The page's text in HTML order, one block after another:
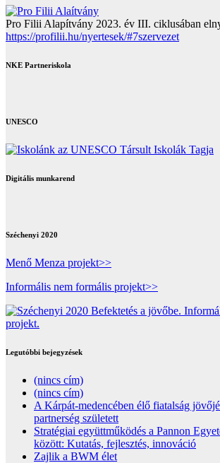
Pro Filii Alapítvány 2023. év III. ciklusában
https://profilii.hu/nyertesek/#7szervezet
NKE Partneriskola
UNESCO
Digitális munkarend
Széchenyi 2020
Menő Menza projekt>>
Informális nem formális projekt>>
Legutóbbi bejegyzések
(nincs cím)
(nincs cím)
A Kárpát-medencében élő fiatalság
partnerség született
Stratégiai együttműködés a Pannon
között: Kutatás, fejlesztés, innováció
Zajlik a BWM élet